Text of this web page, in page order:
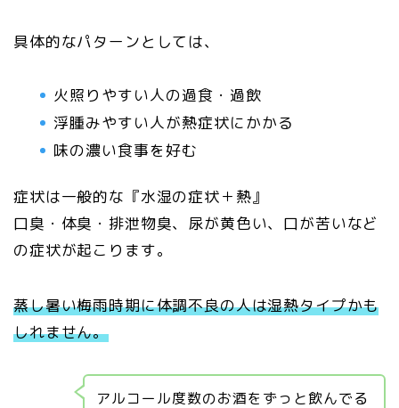
具体的なパターンとしては、
火照りやすい人の過食・過飲
浮腫みやすい人が熱症状にかかる
味の濃い食事を好む
症状は一般的な『水湿の症状＋熱』
口臭・体臭・排泄物臭、尿が黄色い、口が苦いなど
の症状が起こります。
蒸し暑い梅雨時期に体調不良の人は湿熱タイプかも
しれません。
アルコール度数のお酒をずっと飲んでる